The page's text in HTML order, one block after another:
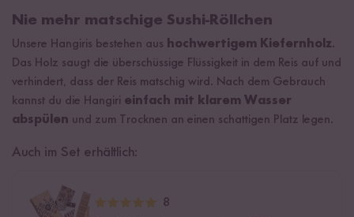
Nie mehr matschige Sushi-Röllchen
Unsere Hangiris bestehen aus hochwertigem Kiefernholz.
Das Holz saugt die überschüssige Flüssigkeit in dem Reis auf und
verhindert, dass der Reis matschig wird. Nach dem Gebrauch
kannst du die Hangiri einfach mit klarem Wasser
abspülen und zum Trocknen an einen schattigen Platz legen.
Auch im Set erhältlich:
8